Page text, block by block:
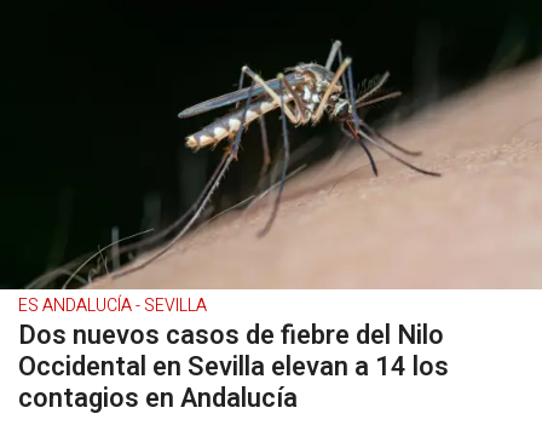
ES ANDALUCÍA - SEVILLA
Dos nuevos casos de fiebre del Nilo
Occidental en Sevilla elevan a 14 los
contagios en Andalucía